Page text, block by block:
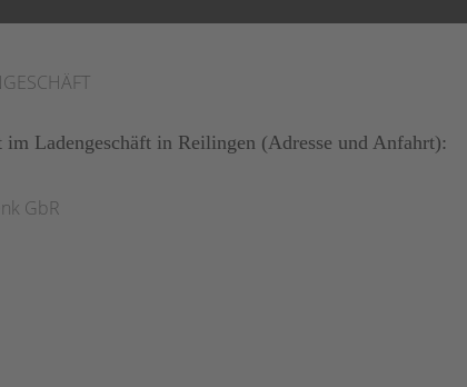
Ladengeschäft in Reilingen (Adresse und Anfahrt):
GbR